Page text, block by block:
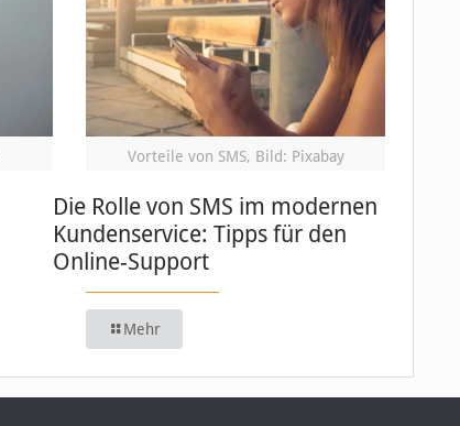
Vorteile von SMS, Bild: Pixabay
Die Rolle von SMS im modernen
Kundenservice: Tipps für den
Online-Support
Mehr